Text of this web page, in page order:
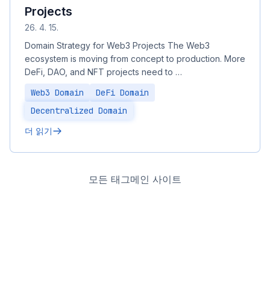
Projects
26. 4. 15.
Domain Strategy for Web3 Projects The Web3
ecosystem is moving from concept to production. More
DeFi, DAO, and NFT projects need to …
Web3 Domain
DeFi Domain
Decentralized Domain
더 읽기
모든 태그메인 사이트